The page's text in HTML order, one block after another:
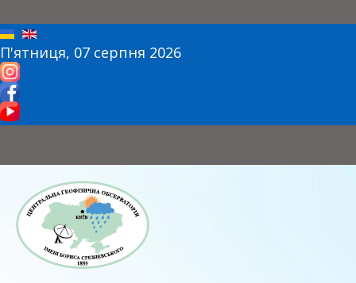
П'ятниця, 07 серпня 2026